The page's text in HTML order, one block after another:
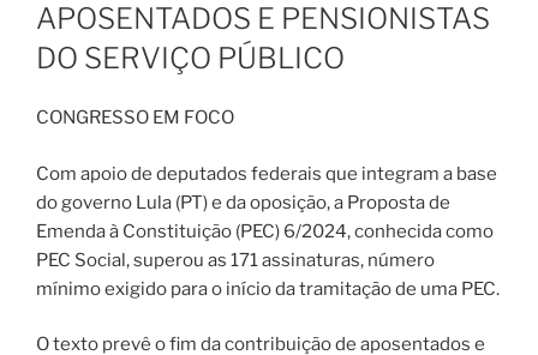
APOSENTADOS E PENSIONISTAS
DO SERVIÇO PÚBLICO
CONGRESSO EM FOCO
Com apoio de deputados federais que integram a base
do governo Lula (PT) e da oposição, a Proposta de
Emenda à Constituição (PEC) 6/2024, conhecida como
PEC Social, superou as 171 assinaturas, número
mínimo exigido para o início da tramitação de uma PEC.
O texto prevê o fim da contribuição de aposentados e